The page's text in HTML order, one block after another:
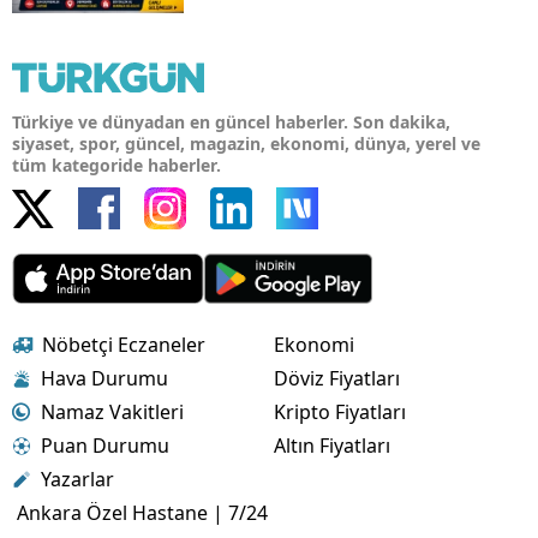
Türkiye ve dünyadan en güncel haberler. Son dakika,
siyaset, spor, güncel, magazin, ekonomi, dünya, yerel ve
tüm kategoride haberler.
Nöbetçi Eczaneler
Hava Durumu
Namaz Vakitleri
Puan Durumu
Yazarlar
Ankara Özel Hastane | 7/24
Ekonomi
Döviz Fiyatları
Kripto Fiyatları
Altın Fiyatları